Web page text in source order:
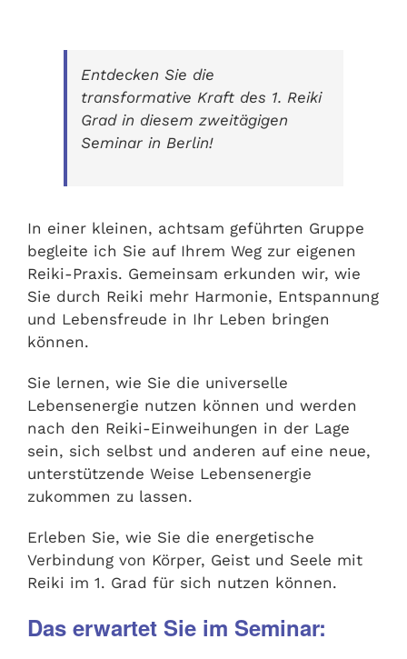
Entdecken Sie die
transformative Kraft des 1. Reiki
Grad in diesem zweitägigen
Seminar in Berlin!
In einer kleinen, achtsam geführten Gruppe
begleite ich Sie auf Ihrem Weg zur eigenen
Reiki-Praxis. Gemeinsam erkunden wir, wie
Sie durch Reiki mehr Harmonie, Entspannung
und Lebensfreude in Ihr Leben bringen
können.
Sie lernen, wie Sie die universelle
Lebensenergie nutzen können und werden
nach den Reiki-Einweihungen in der Lage
sein, sich selbst und anderen auf eine neue,
unterstützende Weise Lebensenergie
zukommen zu lassen.
Erleben Sie, wie Sie die energetische
Verbindung von Körper, Geist und Seele mit
Reiki im 1. Grad für sich nutzen können.
Das erwartet Sie im Seminar: